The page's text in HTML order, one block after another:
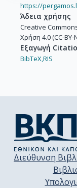
https://
Άδεια χρήσης
Creative
Χρήση 4.0 (CC-BY-
Εξαγωγή
BibTeX, RIS
Διεύθυνση